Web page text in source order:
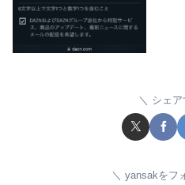
シェア
yansakをフ